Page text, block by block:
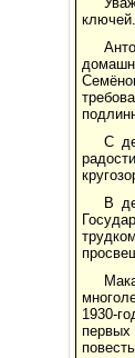
ключей.
С
В
1930-